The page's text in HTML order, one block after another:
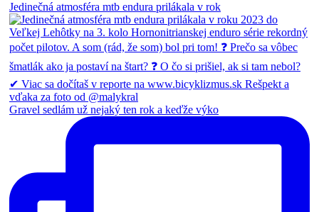
Jedinečná atmosféra mtb endura prilákala v rok
Gravel sedlám už nejaký ten rok a keďže výko